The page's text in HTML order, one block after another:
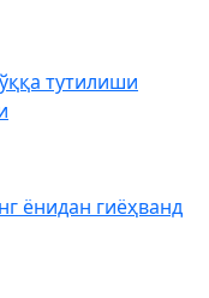
тутилиши
ёнидан гиёҳванд